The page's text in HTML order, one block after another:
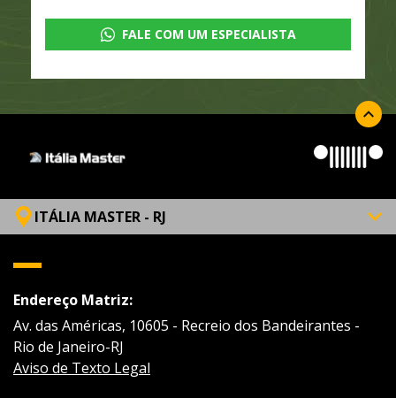
FALE COM UM ESPECIALISTA
ITÁLIA MASTER - RJ
Endereço Matriz:
Av. das Américas, 10605 - Recreio dos Bandeirantes -
Rio de Janeiro-RJ
Aviso de Texto Legal